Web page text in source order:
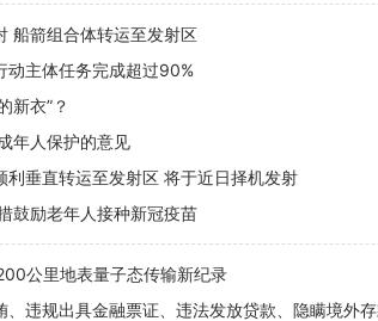
船箭组合体转运至发射区
动主体任务完成超过90%
新衣”？
年人保护的意见
利垂直转运至发射区 将于近日择机发射
鼓励老年人接种新冠疫苗
公里地表量子态传输新纪录
违规出具金融票证、违法发放贷款、隐瞒境外